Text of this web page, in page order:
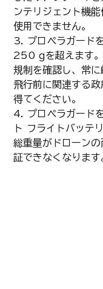
ンテリジェント機
使用できません。
3. プロペラガード
250 gを超えます。
規制を確認し、常に
飛行前に関連する
得てください。
4. プロペラガード
ト フライトバッテ
総重量がドローン
証できなくなります